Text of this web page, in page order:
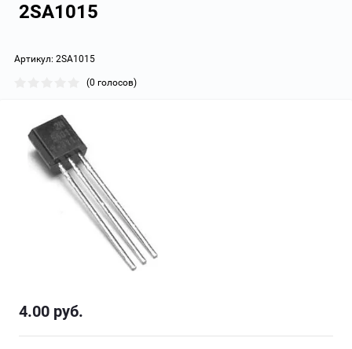
2SA1015
Артикул: 2SA1015
(0 голосов)
4.00 руб.